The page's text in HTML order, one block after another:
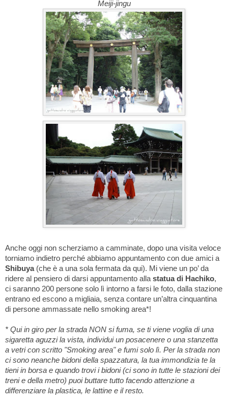
Meiji-jingu
Anche oggi non scherziamo a camminate, dopo una visita veloce
torniamo indietro perché abbiamo appuntamento con due amici a
Shibuya (che è a una sola fermata da qui). Mi viene un po’ da
ridere al pensiero di darsi appuntamento alla statua di Hachiko,
ci saranno 200 persone solo lì intorno a farsi le foto, dalla stazione
entrano ed escono a migliaia, senza contare un’altra cinquantina
di persone ammassate nello smoking area*!
* Qui in giro per la strada NON si fuma, se ti viene voglia di una
sigaretta aguzzi la vista, individui un posacenere o una stanzetta
a vetri con scritto "Smoking area" e fumi solo lì. Per la strada non
ci sono neanche bidoni della spazzatura, la tua immondizia te la
tieni in borsa e quando trovi i bidoni (ci sono in tutte le stazioni dei
treni e della metro) puoi buttare tutto facendo attenzione a
differenziare la plastica, le lattine e il resto.